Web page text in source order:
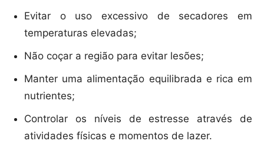
Evitar o uso excessivo de secadores em
temperaturas elevadas;
Não coçar a região para evitar lesões;
Manter uma alimentação equilibrada e rica em
nutrientes;
Controlar os níveis de estresse através de
atividades físicas e momentos de lazer.